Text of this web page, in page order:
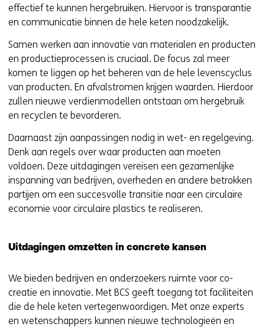
effectief te kunnen hergebruiken. Hiervoor is transparantie
en communicatie binnen de hele keten noodzakelijk.
Samen werken aan innovatie van materialen en producten
en productieprocessen is cruciaal. De focus zal meer
komen te liggen op het beheren van de hele levenscyclus
van producten. En afvalstromen krijgen waarden. Hierdoor
zullen nieuwe verdienmodellen ontstaan om hergebruik
en recyclen te bevorderen.
Daarnaast zijn aanpassingen nodig in wet- en regelgeving.
Denk aan regels over waar producten aan moeten
voldoen. Deze uitdagingen vereisen een gezamenlijke
inspanning van bedrijven, overheden en andere betrokken
partijen om een succesvolle transitie naar een circulaire
economie voor circulaire plastics te realiseren.
Uitdagingen omzetten in concrete kansen
We bieden bedrijven en onderzoekers ruimte voor co-
creatie en innovatie. Met BCS geeft toegang tot faciliteiten
die de hele keten vertegenwoordigen. Met onze experts
en wetenschappers kunnen nieuwe technologieën en